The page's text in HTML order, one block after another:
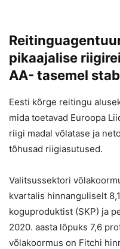
pikaajalise
AA- tasemel
Eesti kõrge reitingu
mida toetavad Euroopa
riigi madal võlatase ja
tõhusad riigiasutused.
Valitsussektori
kvartalis hinnanguliselt
koguproduktist (SKP) ja
2020. aasta lõpuks 7,6
võlakoormus on Fitchi